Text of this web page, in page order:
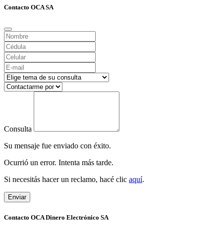
Contacto OCA SA
Consulta
Su mensaje fue enviado con éxito.
Ocurrió un error. Intenta más tarde.
Si necesitás hacer un reclamo, hacé clic aquí.
Enviar
Contacto OCA Dinero Electrónico SA